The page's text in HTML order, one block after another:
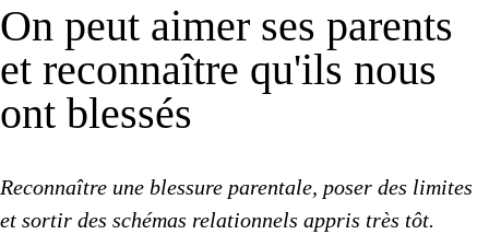
On peut aimer ses parents
et reconnaître qu'ils nous
ont blessés
Reconnaître une blessure parentale, poser des limites
et sortir des schémas relationnels appris très tôt.